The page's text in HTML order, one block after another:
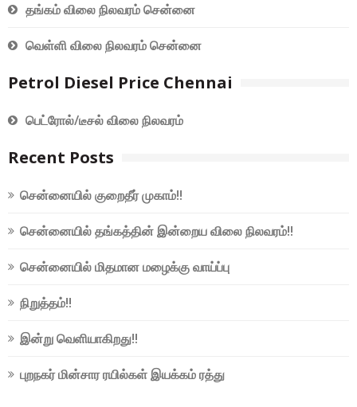
தங்கம் விலை நிலவரம் சென்னை
வெள்ளி விலை நிலவரம் சென்னை
Petrol Diesel Price Chennai
பெட்ரோல்/டீசல் விலை நிலவரம்
Recent Posts
சென்னையில் குறைதீர் முகாம்!!
சென்னையில் தங்கத்தின் இன்றைய விலை நிலவரம்!!
சென்னையில் மிதமான மழைக்கு வாய்ப்பு
நிறுத்தம்!!
இன்று வெளியாகிறது!!
புறநகர் மின்சார ரயில்கள் இயக்கம் ரத்து